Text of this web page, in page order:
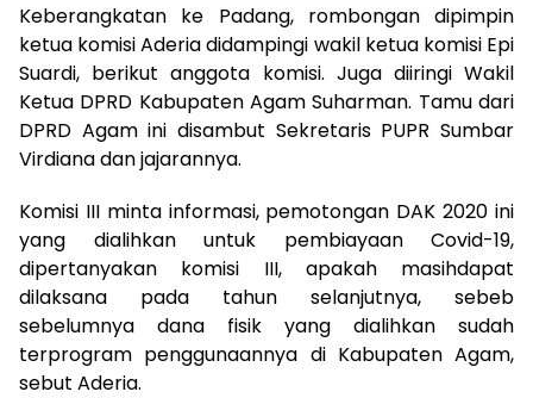
Keberangkatan ke Padang, rombongan dipimpin
ketua komisi Aderia didampingi wakil ketua komisi Epi
Suardi, berikut anggota komisi. Juga diiringi Wakil
Ketua DPRD Kabupaten Agam Suharman. Tamu dari
DPRD Agam ini disambut Sekretaris PUPR Sumbar
Virdiana dan jajarannya.
Komisi III minta informasi, pemotongan DAK 2020 ini
yang dialihkan untuk pembiayaan Covid-19,
dipertanyakan komisi III, apakah masihdapat
dilaksana pada tahun selanjutnya, sebeb
sebelumnya dana fisik yang dialihkan sudah
terprogram penggunaannya di Kabupaten Agam,
sebut Aderia.